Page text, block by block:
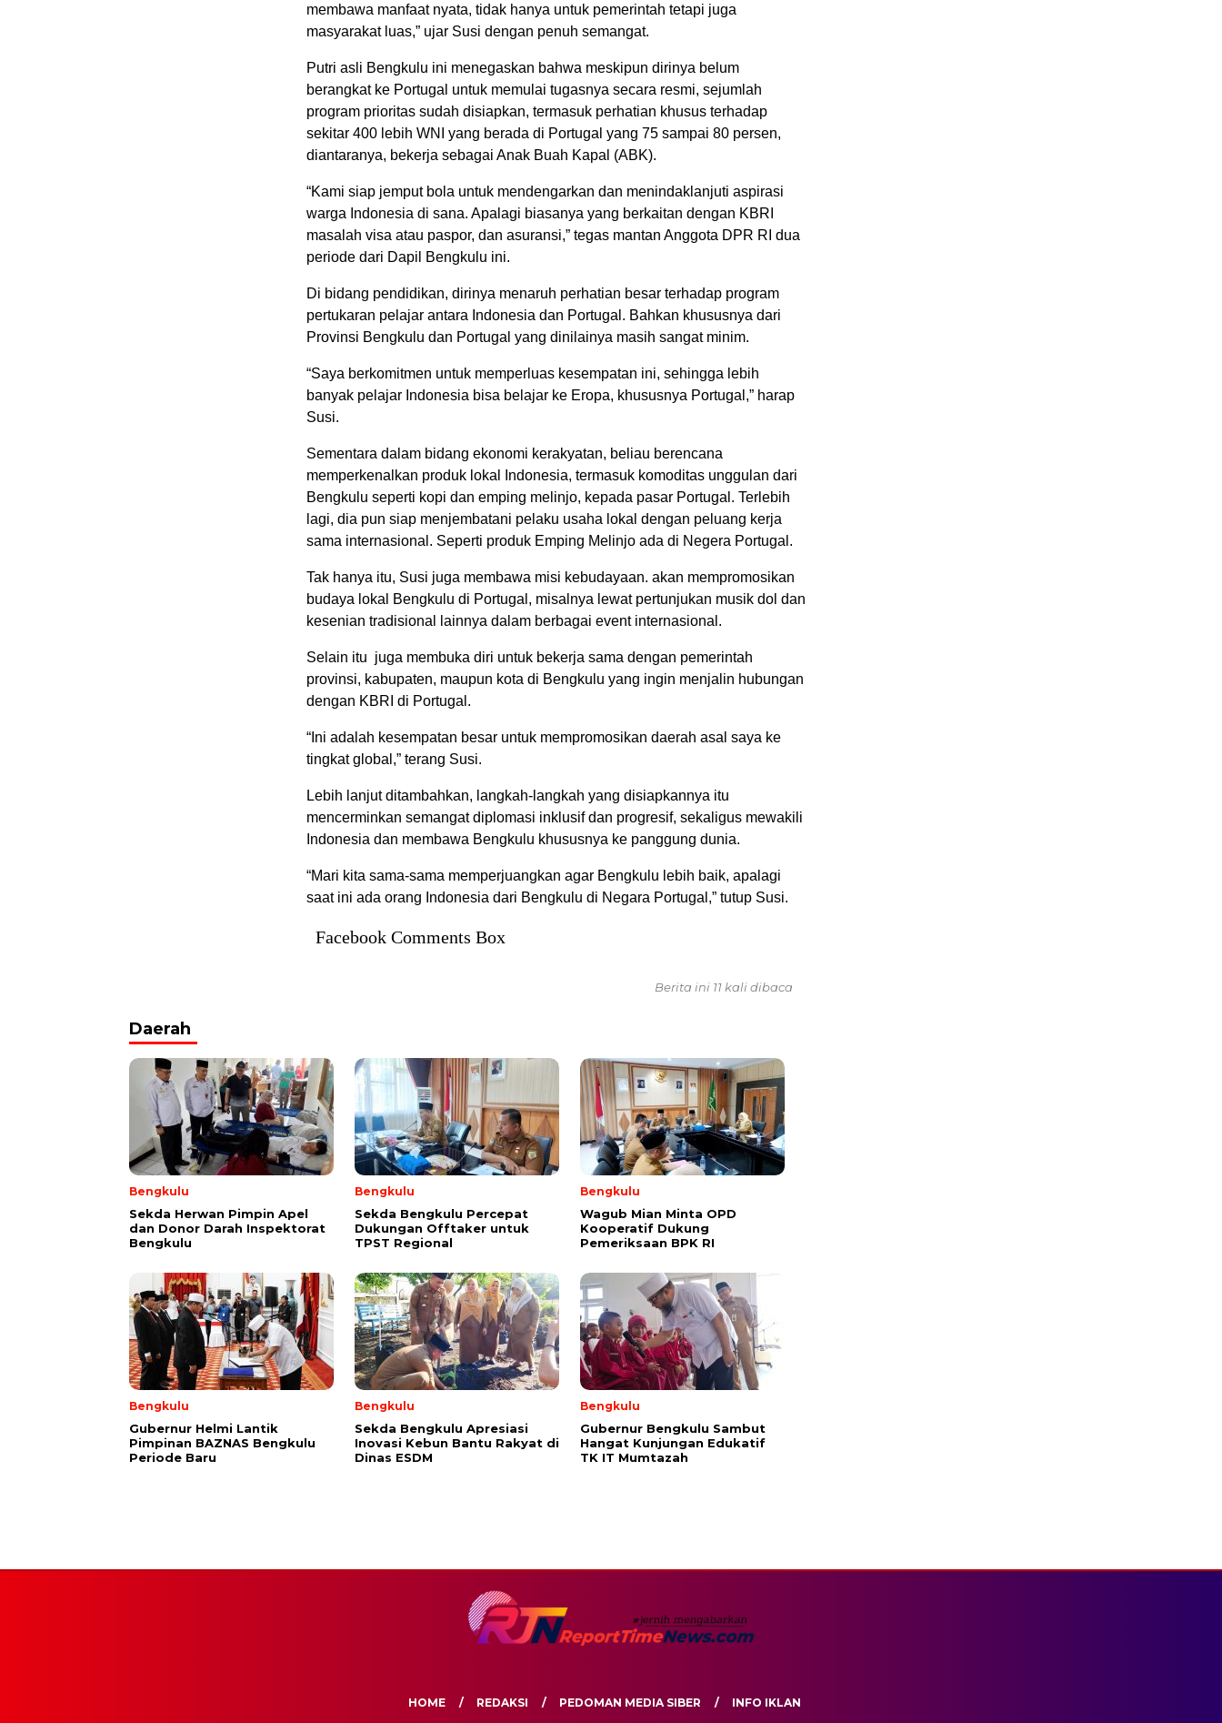
membawa manfaat nyata, tidak hanya untuk pemerintah tetapi juga
masyarakat luas,” ujar Susi dengan penuh semangat.
Putri asli Bengkulu ini menegaskan bahwa meskipun dirinya belum
berangkat ke Portugal untuk memulai tugasnya secara resmi, sejumlah
program prioritas sudah disiapkan, termasuk perhatian khusus terhadap
sekitar 400 lebih WNI yang berada di Portugal yang 75 sampai 80 persen,
diantaranya, bekerja sebagai Anak Buah Kapal (ABK).
“Kami siap jemput bola untuk mendengarkan dan menindaklanjuti aspirasi
warga Indonesia di sana. Apalagi biasanya yang berkaitan dengan KBRI
masalah visa atau paspor, dan asuransi,” tegas mantan Anggota DPR RI dua
periode dari Dapil Bengkulu ini.
Di bidang pendidikan, dirinya menaruh perhatian besar terhadap program
pertukaran pelajar antara Indonesia dan Portugal. Bahkan khususnya dari
Provinsi Bengkulu dan Portugal yang dinilainya masih sangat minim.
“Saya berkomitmen untuk memperluas kesempatan ini, sehingga lebih
banyak pelajar Indonesia bisa belajar ke Eropa, khususnya Portugal,” harap
Susi.
Sementara dalam bidang ekonomi kerakyatan, beliau berencana
memperkenalkan produk lokal Indonesia, termasuk komoditas unggulan dari
Bengkulu seperti kopi dan emping melinjo, kepada pasar Portugal. Terlebih
lagi, dia pun siap menjembatani pelaku usaha lokal dengan peluang kerja
sama internasional. Seperti produk Emping Melinjo ada di Negera Portugal.
Tak hanya itu, Susi juga membawa misi kebudayaan. akan mempromosikan
budaya lokal Bengkulu di Portugal, misalnya lewat pertunjukan musik dol dan
kesenian tradisional lainnya dalam berbagai event internasional.
Selain itu juga membuka diri untuk bekerja sama dengan pemerintah
provinsi, kabupaten, maupun kota di Bengkulu yang ingin menjalin hubungan
dengan KBRI di Portugal.
“Ini adalah kesempatan besar untuk mempromosikan daerah asal saya ke
tingkat global,” terang Susi.
Lebih lanjut ditambahkan, langkah-langkah yang disiapkannya itu
mencerminkan semangat diplomasi inklusif dan progresif, sekaligus mewakili
Indonesia dan membawa Bengkulu khususnya ke panggung dunia.
“Mari kita sama-sama memperjuangkan agar Bengkulu lebih baik, apalagi
saat ini ada orang Indonesia dari Bengkulu di Negara Portugal,” tutup Susi.
Facebook Comments Box
Berita ini 11 kali dibaca
Daerah
Bengkulu
Sekda Herwan Pimpin Apel
dan Donor Darah Inspektorat
Bengkulu
Bengkulu
Sekda Bengkulu Percepat
Dukungan Offtaker untuk
TPST Regional
Bengkulu
Wagub Mian Minta OPD
Kooperatif Dukung
Pemeriksaan BPK RI
Bengkulu
Gubernur Helmi Lantik
Pimpinan BAZNAS Bengkulu
Periode Baru
Bengkulu
Sekda Bengkulu Apresiasi
Inovasi Kebun Bantu Rakyat di
Dinas ESDM
Bengkulu
Gubernur Bengkulu Sambut
Hangat Kunjungan Edukatif
TK IT Mumtazah
HOME REDAKSI PEDOMAN MEDIA SIBER INFO IKLAN